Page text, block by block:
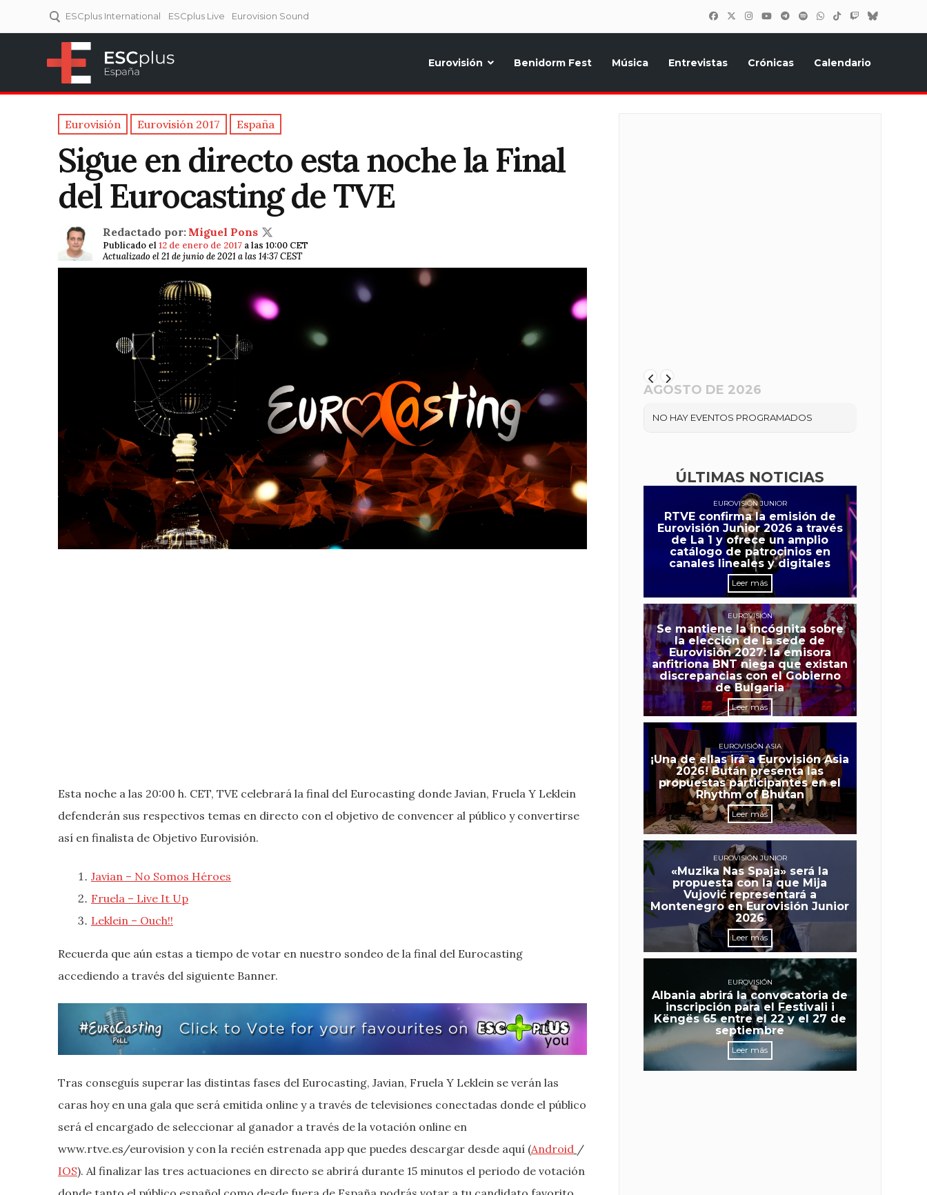
ESCplus International ESCplus Live Eurovision Sound
Eurovisión Benidorm Fest Música Entrevistas Crónicas Calendario
Eurovisión Eurovisión 2017 España
Sigue en directo esta noche la Final
del Eurocasting de TVE
Redactado por: Miguel Pons
Publicado el12 de enero de 2017 a las 10:00 CET
Actualizado el 21 de junio de 2021 a las 14:37 CEST
Esta noche a las 20:00 h. CET, TVE celebrará la final del Eurocasting donde Javian, Fruela Y Leklein
defenderán sus respectivos temas en directo con el objetivo de convencer al público y convertirse
así en finalista de Objetivo Eurovisión.
Javian – No Somos Héroes
Fruela – Live It Up
Leklein – Ouch!!
Recuerda que aún estas a tiempo de votar en nuestro sondeo de la final del Eurocasting
accediendo a través del siguiente Banner.
Tras conseguís superar las distintas fases del Eurocasting, Javian, Fruela Y Leklein se verán las
caras hoy en una gala que será emitida online y a través de televisiones conectadas donde el público
será el encargado de seleccionar al ganador a través de la votación online en
www.rtve.es/eurovision y con la recién estrenada app que puedes descargar desde aquí (Android /
IOS). Al finalizar las tres actuaciones en directo se abrirá durante 15 minutos el periodo de votación
AGOSTO DE 2026
NO HAY EVENTOS PROGRAMADOS
ÚLTIMAS NOTICIAS
EUROVISIÓN JUNIOR
RTVE confirma la emisión de
Eurovisión Junior 2026 a través
de La 1 y ofrece un amplio
catálogo de patrocinios en
canales lineales y digitales
Leer más
EUROVISIÓN
Se mantiene la incógnita sobre
la elección de la sede de
Eurovisión 2027: la emisora
anfitriona BNT niega que existan
discrepancias con el Gobierno
de Bulgaria
Leer más
EUROVISIÓN ASIA
¡Una de ellas irá a Eurovisión Asia
2026! Bután presenta las
propuestas participantes en el
Rhythm of Bhutan
Leer más
EUROVISIÓN JUNIOR
«Muzika Nas Spaja» será la
propuesta con la que Mija
Vujović representará a
Montenegro en Eurovisión Junior
2026
Leer más
EUROVISIÓN
Albania abrirá la convocatoria de
inscripción para el Festivali i
Këngës 65 entre el 22 y el 27 de
septiembre
Leer más